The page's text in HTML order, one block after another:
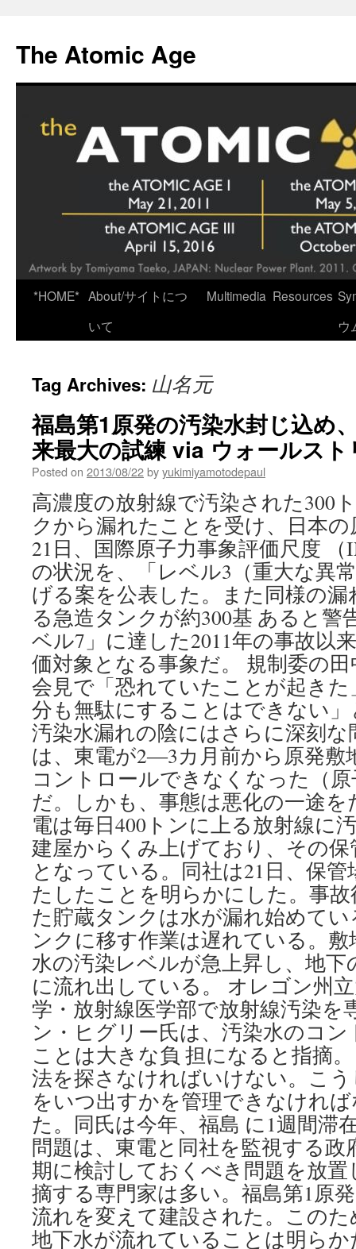
content
The Atomic Age
*HOME* About/サイトにつ
いて
Multimedia Resources
ウ
Tag Archives: 山名元
福島第1原発の汚染水封じ込め
来最大の試練 via ウォールス
Posted on 2013/08/22byyukimiyamotodepaul
高濃度の放射線で汚染された300
クから漏れたことを受け、日本
21日、国際原子力事象評価尺度
の状況を、「レベル3（重大な異
げる案を公表した。また同様の
る急造タンクが約300基 あると警
ベル7」に達した2011年の事故以
価対象となる事象だ。 規制委の
会見で「恐れていたことが起き
分も無駄にすることはできない
汚染水漏れの陰にはさらに深刻
は、東電が2―3カ月前から原発敷
コントロールできなくなった（
だ。しかも、事態は悪化の一途
電は毎日400トンに上る放射線に
建屋からくみ上げており、その
となっている。同社は21日、保
たしたことを明らかにした。事
た貯蔵タンクは水が漏れ始めて
ンクに移す作業は遅れている。
水の汚染レベルが急上昇し、地下
に流れ出している。 オレゴン州
学・放射線医学部で放射線汚染を
ン・ヒグリー氏は、汚染水のコ
ことは大きな負 担になると指摘
法を探さなければいけない。こ
をいつ出すかを管理できなけれ
た。同氏は今年、福島 に1週間滞
問題は、東電と同社を監視する政
期に検討しておくべき問題を放
摘する専門家は多い。福島第1原
流れを変えて建設された。この
地下水が流れていることは明ら